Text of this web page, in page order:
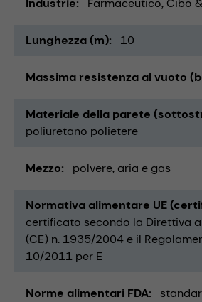
Industrie Farmaceutico Cibo
Lunghezza (m) 10
Massima resistenza al vuoto
Materiale della parete
poliuretano polietere
Mezzo polvere aria e gas
Normativa alimentare UE
certificato secondo la Direttiva
(CE) n. 1935/2004 e il
10/2011 per E
Norme alimentari FDA